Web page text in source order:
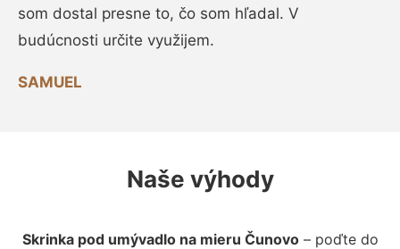
som dostal presne to, čo som hľadal. V
budúcnosti určite využijem.
SAMUEL
Naše výhody
Skrinka pod umývadlo na mieru Čunovo– poďte do